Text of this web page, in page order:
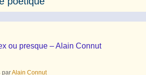
ou presque – Alain Connut
parAlain Connut